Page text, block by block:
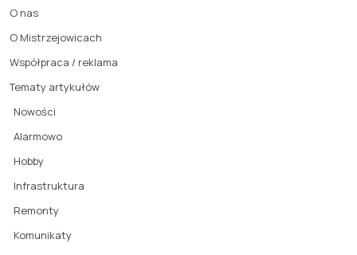
O nas
O Mistrzejowicach
Współpraca / reklama
Tematy artykułów
Nowości
Alarmowo
Hobby
Infrastruktura
Remonty
Komunikaty